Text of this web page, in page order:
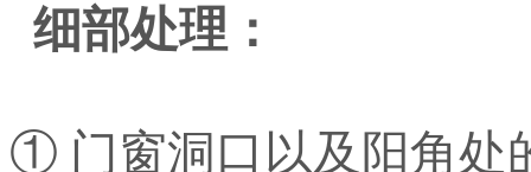
细部处理：
① 门窗洞口以及阳角处